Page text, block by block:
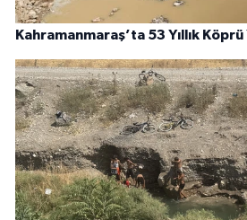
Kahramanmaraş’ta 53 Yıllık Köprü